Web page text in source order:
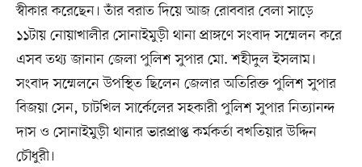
স্বীকার করেছেন। তাঁর বরাত দিয়ে আজ রোববার বেলা সাড়ে
১১টায় নোয়াখালীর সোনাইমুড়ী থানা প্রাঙ্গণে সংবাদ সম্মেলন করে
এসব তথ্য জানান জেলা পুলিশ সুপার মো. শহীদুল ইসলাম।
সংবাদ সম্মেলনে উপস্থিত ছিলেন জেলার অতিরিক্ত পুলিশ সুপার
বিজয়া সেন, চাটখিল সার্কেলের সহকারী পুলিশ সুপার নিত্যানন্দ
দাস ও সোনাইমুড়ী থানার ভারপ্রাপ্ত কর্মকর্তা বখতিয়ার উদ্দিন
চৌধুরী।